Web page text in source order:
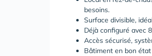
besoins.
Surface divisible,
Déjà configuré avec
Accès sécurisé,
Bâtiment en bon